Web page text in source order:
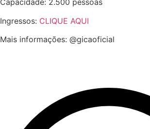
Capacidade: 2.500 pessoas
Ingressos: CLIQUE AQUI
Mais informações: @gicaoficial